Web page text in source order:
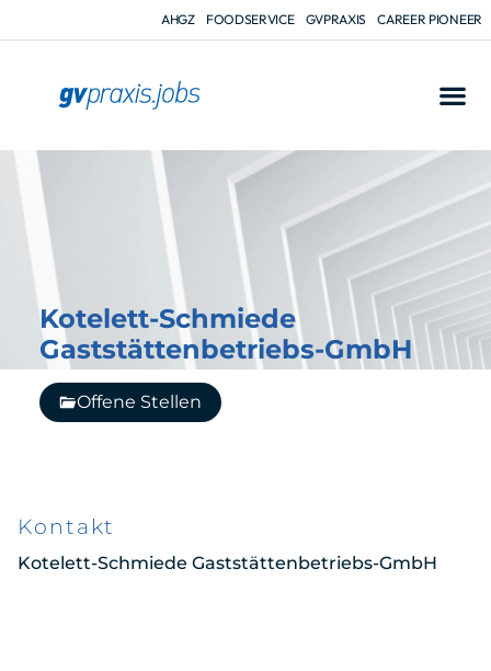
AHGZ FOODSERVICE GVPRAXIS CAREER PIONEER
Kotelett-Schmiede
Gaststättenbetriebs-GmbH
Offene Stellen
Kontakt
Kotelett-Schmiede Gaststättenbetriebs-GmbH